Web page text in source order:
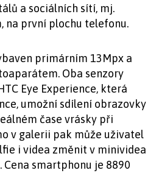
a sociálních sítí, mj.
na první plochu telefonu.
primárním 13Mpx a
Oba senzory
Eye Experience, která
umožní sdílení obrazovky
čase vrásky při
v galerii pak může uživatel
i videa změnit v minividea
Cena smartphonu je 8890